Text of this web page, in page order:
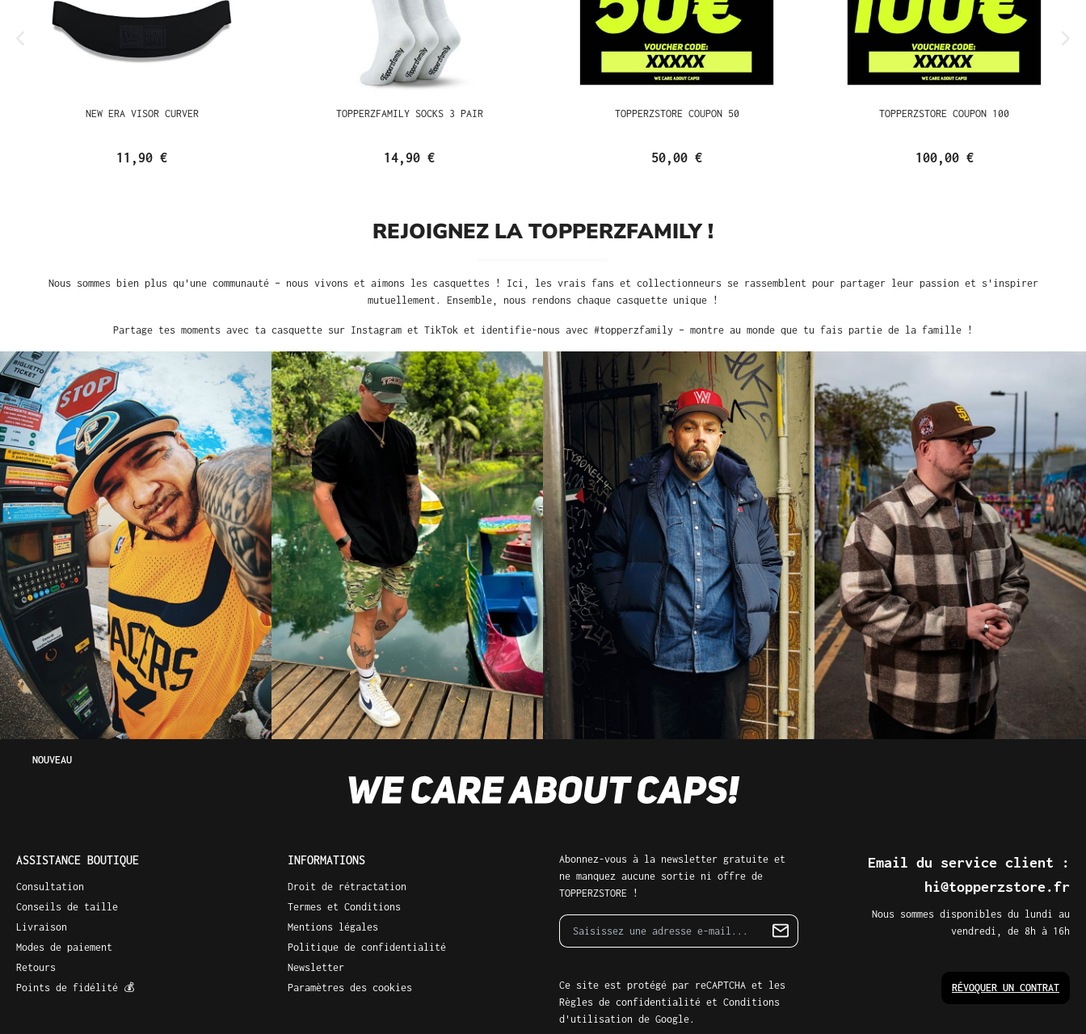
NEW ERA VISOR CURVER
11,90 €
TOPPERZFAMILY SOCKS 3 PAIR
14,90 €
TOPPERZSTORE COUPON 50
50,00 €
TOPPERZSTORE COUPON 100
100,00 €
REJOIGNEZ LA TOPPERZFAMILY !
Nous sommes bien plus qu'une communauté – nous vivons et aimons les casquettes ! Ici, les vrais fans et collectionneurs se rassemblent pour partager leur passion et s'inspirer
mutuellement. Ensemble, nous rendons chaque casquette unique !
Partage tes moments avec ta casquette sur Instagram et TikTok et identifie-nous avec #topperzfamily – montre au monde que tu fais partie de la famille !
NOUVEAU
ASSISTANCE BOUTIQUE
Consultation
Conseils de taille
Livraison
Modes de paiement
Retours
Points de fidélité 💰
INFORMATIONS
Droit de rétractation
Termes et Conditions
Mentions légales
Politique de confidentialité
Newsletter
Paramètres des cookies
Abonnez-vous à la newsletter gratuite et
ne manquez aucune sortie ni offre de
TOPPERZSTORE !
Ce site est protégé par reCAPTCHA et les
Règles de confidentialité et Conditions
d'utilisation de Google.
Email du service client :
hi@topperzstore.fr
Nous sommes disponibles du lundi au
vendredi, de 8h à 16h
RÉVOQUER UN CONTRAT